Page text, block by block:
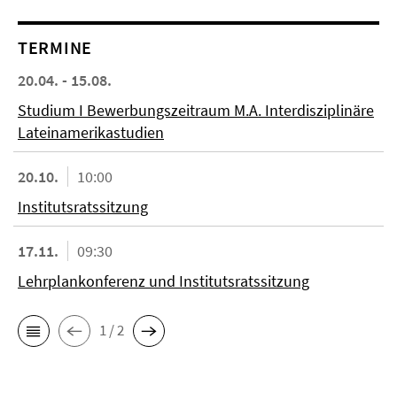
TERMINE
20.04. - 15.08.
Studium I Bewerbungszeitraum M.A. Interdisziplinäre
Lateinamerikastudien
20.10.
10:00
Institutsratssitzung
17.11.
09:30
Lehrplankonferenz und Institutsratssitzung
1 / 2